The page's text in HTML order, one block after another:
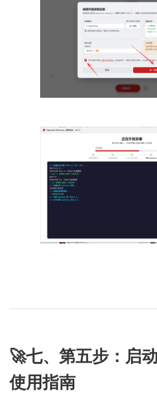
🚀七、第五步：启
使用指南